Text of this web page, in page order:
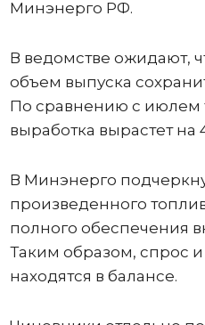
Минэнерго РФ.
В ведомстве ожидают,
объем выпуска
По сравнению с июлем
выработка вырастет на
В Минэнерго
произведенного
полного обеспечения
Таким образом, спрос
находятся в балансе.